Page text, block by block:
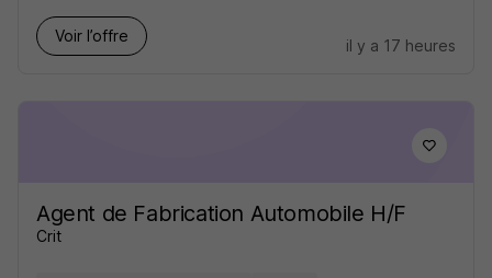
Voir l’offre
il y a 17 heures
Agent de Fabrication Automobile H/F
Crit